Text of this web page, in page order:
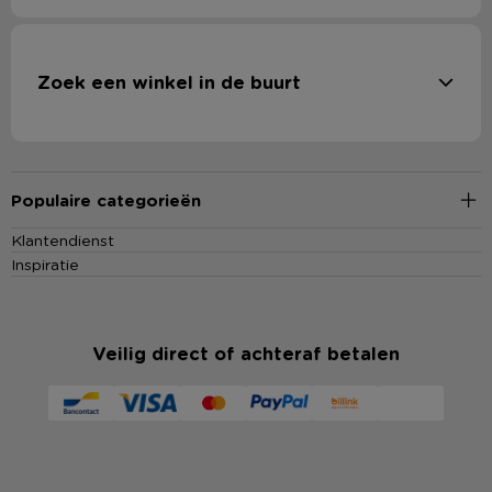
Zoek een winkel in de buurt
Populaire categorieën
Klantendienst
Inspiratie
Veilig direct of achteraf betalen